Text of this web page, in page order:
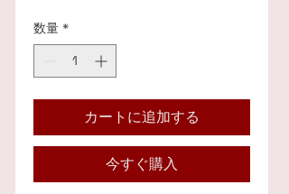
数量 *
カートに追加する
今すぐ購入